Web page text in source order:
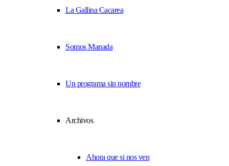
La Gallina Cacarea
Somos Manada
Un programa sin nombre
Archivos
Ahora que si nos ven